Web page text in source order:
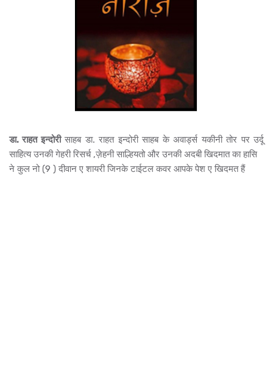
डा. राहत इन्दोरीसाहब डा. राहत इन्दोरी साहब के अवार्ड्स यकीनी तोर पर उर्दू
साहित्य उनकी गेहरी रिसर्च ,ज़ेहनी साल्हियतो और उनकी अदबी खिदमात का हासि
ने कुल नो (9 ) दीवान ए शायरी जिनके टाईटल कवर आपके पेश ए खिदमत हैं